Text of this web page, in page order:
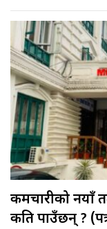
कर्मचारीको
कति पाउँछन् ?